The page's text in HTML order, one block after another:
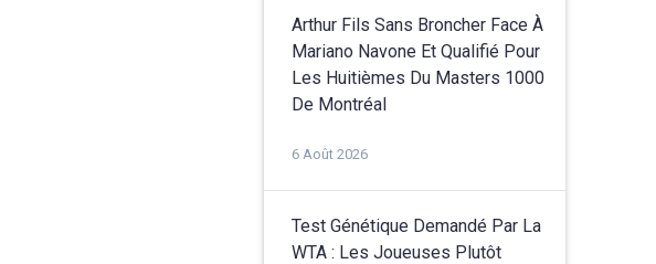
Arthur Fils Sans Broncher Face À
Mariano Navone Et Qualifié Pour
Les Huitièmes Du Masters 1000
De Montréal
6 Août 2026
Test Génétique Demandé Par La
WTA : Les Joueuses Plutôt